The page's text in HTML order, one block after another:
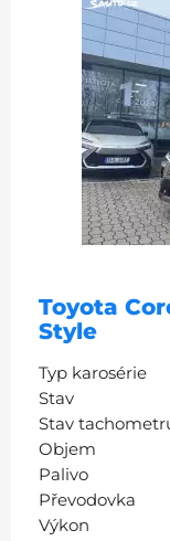
Toyota
Style
Typ karosérie
Stav
Stav
Objem
Palivo
Převodovka
Výkon